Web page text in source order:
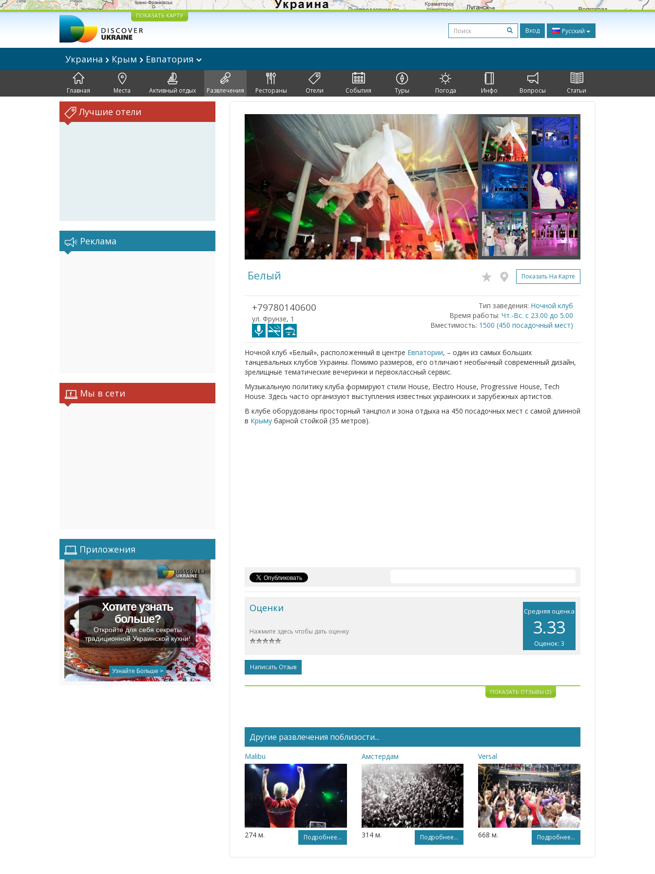
ПОКАЗАТЬ КАРТУ
Вход Русский
Украина Крым Евпатория
Главная Места Активный отдых Развлечения Рестораны Отели События Туры Погода Инфо Вопросы Статьи
Лучшие отели
Реклама
Мы в сети
Приложения
Хотите узнать
больше?
Откройте для себя секреты
традиционной Украинской кухни!
Узнайте Больше >
Белый Показать На Карте
+79780140600
ул. Фрунзе, 1
Тип заведения: Ночной клуб
Время работы: Чт.-Вс. с 23.00 до 5.00
Вместимость: 1500 (450 посадочный мест)
Ночной клуб «Белый», расположенный в центре Евпатории, – один из самых больших
танцевальных клубов Украины. Помимо размеров, его отличают необычный современный дизайн,
зрелищные тематические вечеринки и первоклассный сервис.
Музыкальную политику клуба формируют стили House, Electro House, Progressive House, Tech
House. Здесь часто организуют выступления известных украинских и зарубежных артистов.
В клубе оборудованы просторный танцпол и зона отдыха на 450 посадочных мест с самой длинной
в Крыму барной стойкой (35 метров).
Средняя оценка
3.33
Оценок: 3
Оценки
Нажмите здесь чтобы дать оценку
Написать Отзыв
ПОКАЗАТЬ ОТЗЫВЫ (2)
Другие развлечения поблизости...
Malibu
274 м. Подробнее...
Амстердам
314 м. Подробнее...
Versal
668 м. Подробнее...